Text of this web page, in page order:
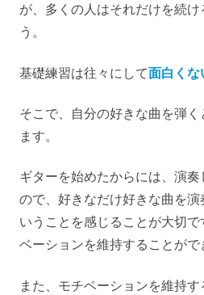
が、多くの人はそれだけを続
う。
基礎練習は往々にして面白くな
そこで、自分の好きな曲を弾
ます。
ギターを始めたからには、演
ので、好きなだけ好きな曲を
いうことを感じることが大切
ベーションを維持することがで
また、モチベーションを維持